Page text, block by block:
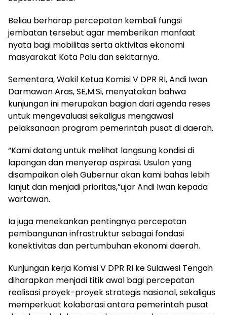
Beliau berharap percepatan kembali fungsi
jembatan tersebut agar memberikan manfaat
nyata bagi mobilitas serta aktivitas ekonomi
masyarakat Kota Palu dan sekitarnya.
Sementara, Wakil Ketua Komisi V DPR RI, Andi Iwan
Darmawan Aras, SE,M.Si, menyatakan bahwa
kunjungan ini merupakan bagian dari agenda reses
untuk mengevaluasi sekaligus mengawasi
pelaksanaan program pemerintah pusat di daerah.
“Kami datang untuk melihat langsung kondisi di
lapangan dan menyerap aspirasi. Usulan yang
disampaikan oleh Gubernur akan kami bahas lebih
lanjut dan menjadi prioritas,”ujar Andi Iwan kepada
wartawan.
Ia juga menekankan pentingnya percepatan
pembangunan infrastruktur sebagai fondasi
konektivitas dan pertumbuhan ekonomi daerah.
Kunjungan kerja Komisi V DPR RI ke Sulawesi Tengah
diharapkan menjadi titik awal bagi percepatan
realisasi proyek-proyek strategis nasional, sekaligus
memperkuat kolaborasi antara pemerintah pusat